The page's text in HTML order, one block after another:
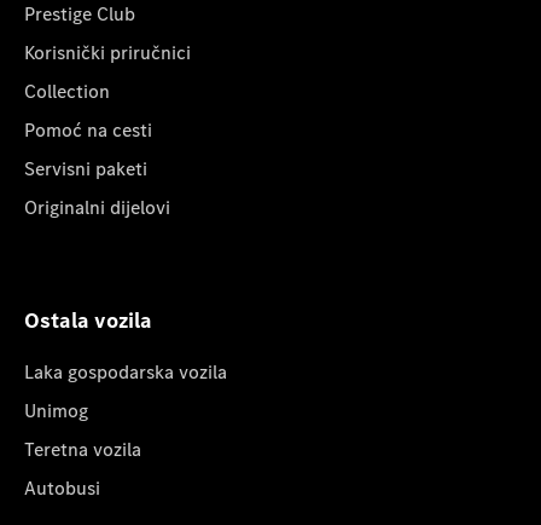
Prestige Club
Korisnički priručnici
Collection
Pomoć na cesti
Servisni paketi
Originalni dijelovi
Ostala vozila
Laka gospodarska vozila
Unimog
Teretna vozila
Autobusi